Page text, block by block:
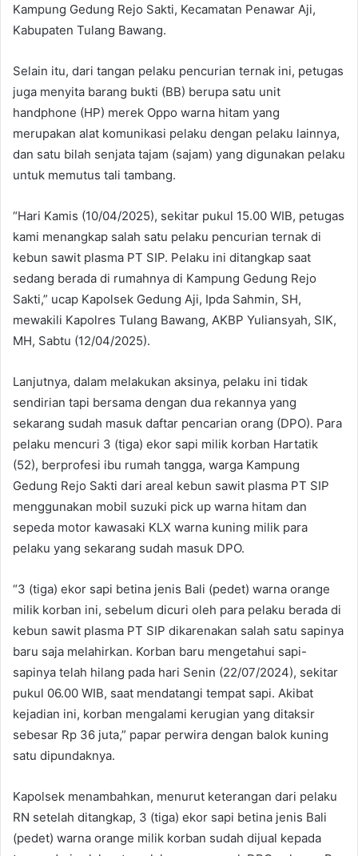
Kampung Gedung Rejo Sakti, Kecamatan Penawar Aji,
Kabupaten Tulang Bawang.
Selain itu, dari tangan pelaku pencurian ternak ini, petugas
juga menyita barang bukti (BB) berupa satu unit
handphone (HP) merek Oppo warna hitam yang
merupakan alat komunikasi pelaku dengan pelaku lainnya,
dan satu bilah senjata tajam (sajam) yang digunakan pelaku
untuk memutus tali tambang.
“Hari Kamis (10/04/2025), sekitar pukul 15.00 WIB, petugas
kami menangkap salah satu pelaku pencurian ternak di
kebun sawit plasma PT SIP. Pelaku ini ditangkap saat
sedang berada di rumahnya di Kampung Gedung Rejo
Sakti,” ucap Kapolsek Gedung Aji, Ipda Sahmin, SH,
mewakili Kapolres Tulang Bawang, AKBP Yuliansyah, SIK,
MH, Sabtu (12/04/2025).
Lanjutnya, dalam melakukan aksinya, pelaku ini tidak
sendirian tapi bersama dengan dua rekannya yang
sekarang sudah masuk daftar pencarian orang (DPO). Para
pelaku mencuri 3 (tiga) ekor sapi milik korban Hartatik
(52), berprofesi ibu rumah tangga, warga Kampung
Gedung Rejo Sakti dari areal kebun sawit plasma PT SIP
menggunakan mobil suzuki pick up warna hitam dan
sepeda motor kawasaki KLX warna kuning milik para
pelaku yang sekarang sudah masuk DPO.
“3 (tiga) ekor sapi betina jenis Bali (pedet) warna orange
milik korban ini, sebelum dicuri oleh para pelaku berada di
kebun sawit plasma PT SIP dikarenakan salah satu sapinya
baru saja melahirkan. Korban baru mengetahui sapi-
sapinya telah hilang pada hari Senin (22/07/2024), sekitar
pukul 06.00 WIB, saat mendatangi tempat sapi. Akibat
kejadian ini, korban mengalami kerugian yang ditaksir
sebesar Rp 36 juta,” papar perwira dengan balok kuning
satu dipundaknya.
Kapolsek menambahkan, menurut keterangan dari pelaku
RN setelah ditangkap, 3 (tiga) ekor sapi betina jenis Bali
(pedet) warna orange milik korban sudah dijual kepada